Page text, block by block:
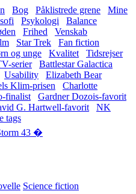
Bog Påklistrede grene
Mine
Psykologi
Balance
Frihed
Venskab
Star Trek
Fan fiction
og unge Kvalitet
Tidsrejser
serier
Battlestar Galactica
Usability
Elizabeth Bear
Klim-prisen
Charlotte
finalist
Gardner Dozois-favorit
G. Hartwell-favorit
NK
tags
43 �
Science fiction